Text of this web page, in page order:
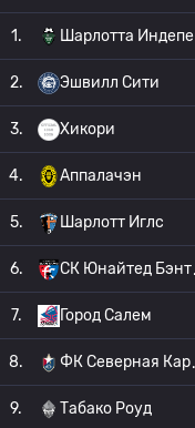
1. Шарлотта Индепе
2. Эшвилл Сити
3. Хикори
4. Аппалачэн
5. Шарлотт Иглс
6. СК Юнайтед Бэнт
7. Город Салем
8. ФК Северная Кар
9. Табако Роуд